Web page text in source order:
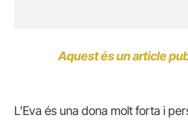
Aquest és un article
L’Eva és una dona molt forta i